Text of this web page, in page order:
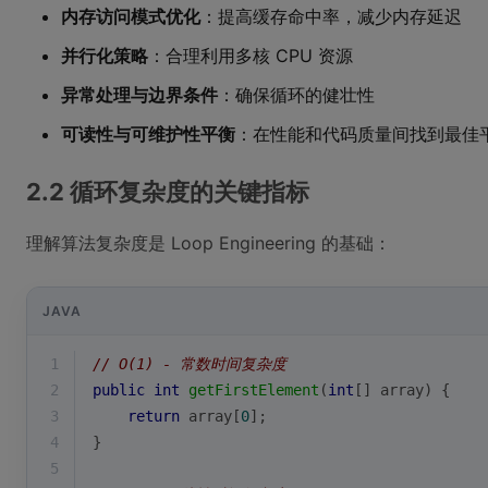
内存访问模式优化：提高缓存命中率，减少内存延迟
并行化策略 ：合理利用多核 CPU 资源
异常处理与边界条件 ：确保循环的健壮性
可读性与可维护性平衡 ：在性能和代码质量间找到最佳
2.2 循环复杂度的关键指标
理解算法复杂度是 Loop Engineering 的基础：
JAVA
1
// O(1) - 常数时间复杂度
2
public int getFirstElement (int [] array)
{
3
return array[0];
4
}
5